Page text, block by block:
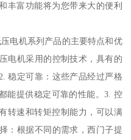
丰富功能将为您带来大的便利
机系列产品的主要特点和优
电机采用的控制技术，具有的
稳定可靠：这些产品经过严格
能提供稳定可靠的性能。3. 控
转速和转矩控制能力，可以满
：根据不同的需求，西门子提